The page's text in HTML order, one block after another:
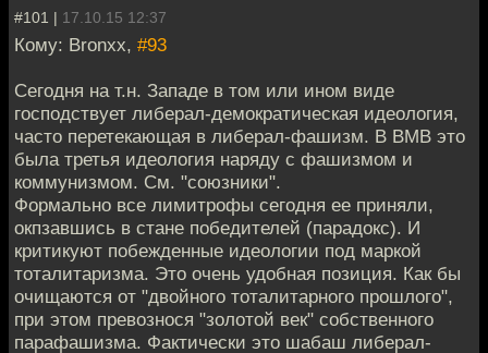
#101 | 17.10.15 12:37
Кому: Bronxx, #93
Сегодня на т.н. Западе в том или ином виде
господствует либерал-демократическая идеология,
часто перетекающая в либерал-фашизм. В ВМВ это
была третья идеология наряду с фашизмом и
коммунизмом. См. "союзники".
Формально все лимитрофы сегодня ее приняли,
окпзавшись в стане победителей (парадокс). И
критикуют побежденные идеологии под маркой
тоталитаризма. Это очень удобная позиция. Как бы
очищаются от "двойного тоталитарного прошлого",
при этом превознося "золотой век" собственного
парафашизма. Фактически это шабаш либерал-